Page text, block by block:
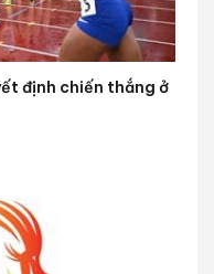
định chiến thắng ở